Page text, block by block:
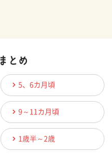
5、6カ月頃
9～11カ月頃
1歳半～2歳